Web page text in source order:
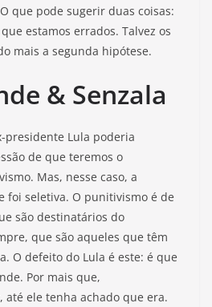
que pode sugerir duas coisas:
estamos errados. Talvez os
mais a segunda hipótese.
& Senzala
presidente Lula poderia
de que teremos o
Mas, nesse caso, a
foi seletiva. O punitivismo é de
são destinatários do
que são aqueles que têm
O defeito do Lula é este: é que
Por mais que,
até ele tenha achado que era.